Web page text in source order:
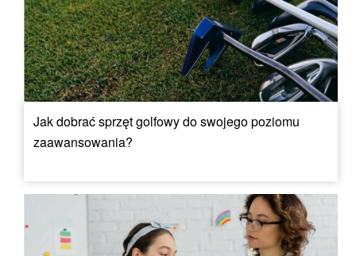
Jak dobrać sprzęt golfowy do swojego poziomu
zaawansowania?